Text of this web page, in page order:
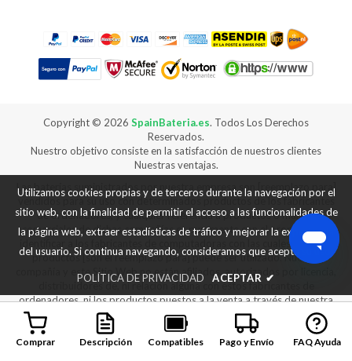
Comprar Descripción Compatibles Pago y Envío FAQ Ayuda
Copyright © 2026 SpainBateria.es. Todos Los Derechos
Reservados.
Nuestro objetivo consiste en la satisfacción de nuestros clientes
Nuestras ventajas.
Las baterías suministrados por nuestra empresa son [reemplazo para]
vendidos para su uso con determinados productos de los fabricantes
de ordenadores, y cualquier referencia a productos o marcas
comerciales de dichas compañías es puramente con el propósito de
identificar a los fabricantes de computadoras con las cuales nuestros
productos [son el reemplazo para] puede ser utilizado. Nuestra
compañía y este Sitio Web no están afiliados, autorizados por licencia,
distribuidores de, ni relación alguna con estos fabricantes de
ordenadores, ni los productos puestos a la venta a través de nuestra
web son fabricados ni vendidos con la autorización de los fabricantes
de los equipos con los que nuestros productos [son reemplazo para]
se puede utilizar.
Utilizamos cookies propias y de terceros durante la navegación por el
sitio web, con la finalidad de permitir el acceso a las funcionalidades de
la página web, extraer estadísticas de tráfico y mejorar la experiencia
del usuario. Si continua navegando, consideramos que acepta su uso.
POLÍTICA DE PRIVACIDAD ACEPTAR ✔